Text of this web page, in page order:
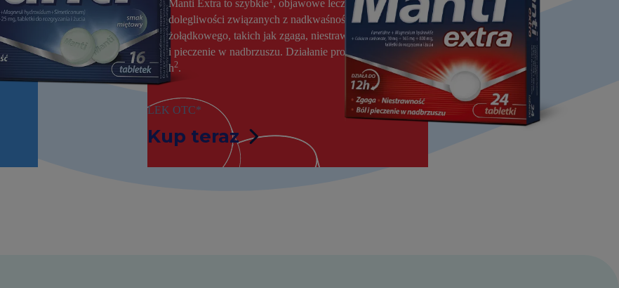
Manti Extra to szybkie , objawowe leczenie
dolegliwości związanych z nadkwaśnością soku
żołądkowego, takich jak zgaga, niestrawność oraz ból
i pieczenie w nadbrzuszu. Działanie produktu do 12
h2.
LEK OTC*
Kup teraz